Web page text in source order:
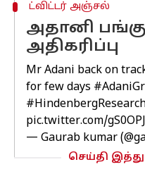
ட்விட்டர் அஞ்சல்
அதானி
அதிகரிப்பு
Mr Adani back on
for few days
pic.twitter.com/
— Gaurab kumar
செய்தி